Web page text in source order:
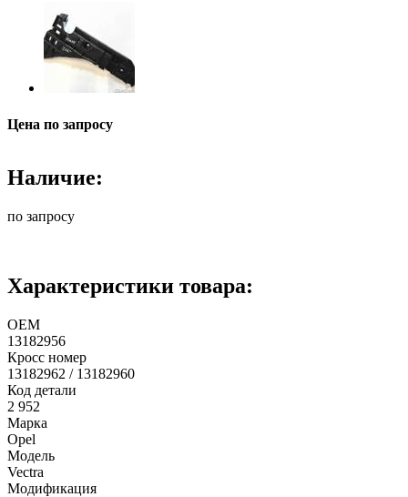
Цена по запросу
Наличие:
по запросу
Характеристики товара:
ОЕМ
13182956
Кросс номер
13182962 / 13182960
Код детали
2 952
Марка
Opel
Модель
Vectra
Модификация